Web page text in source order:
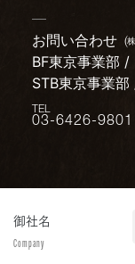
お問い合わせ
BF東京事業部 /
STB東京事業
TEL
03-6426-9801
御社名
Company